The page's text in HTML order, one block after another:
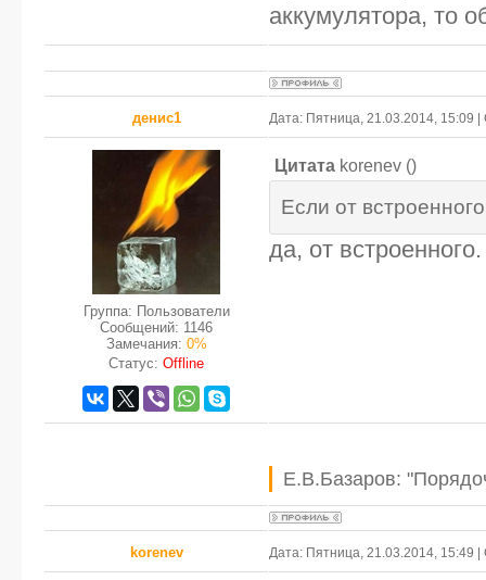
аккумулятора, то
денис1 Дата: Пятница, 21.03.2014, 15:09
Группа: Пользователи
Сообщений: 1146
Замечания: 0%
Статус: Offline
Цитата korenev ()
Если от
да, от встроенного.
Е.В.Базаров:
korenev Дата: Пятница, 21.03.2014, 15:49